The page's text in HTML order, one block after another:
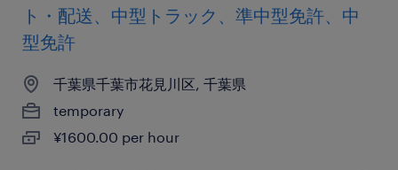
ト・配送、中型トラック、準中型免許、中
型免許
千葉県千葉市花見川区, 千葉県
temporary
¥1600.00 per hour